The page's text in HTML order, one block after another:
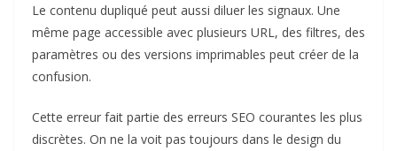
Le contenu dupliqué peut aussi diluer les signaux. Une
même page accessible avec plusieurs URL, des filtres, des
paramètres ou des versions imprimables peut créer de la
confusion.
Cette erreur fait partie des erreurs SEO courantes les plus
discrètes. On ne la voit pas toujours dans le design du